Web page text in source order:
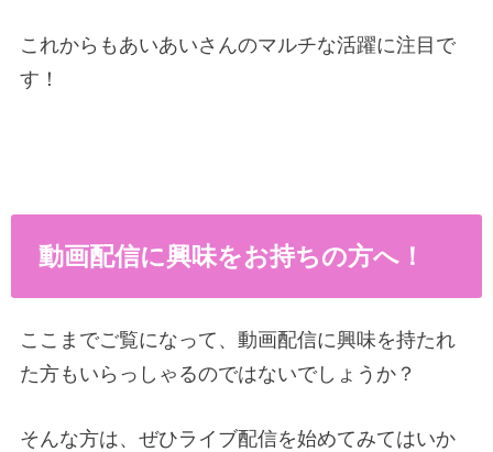
これからもあいあいさんのマルチな活躍に注目で
す！
動画配信に興味をお持ちの方へ！
ここまでご覧になって、動画配信に興味を持たれ
た方もいらっしゃるのではないでしょうか？
そんな方は、ぜひライブ配信を始めてみてはいか